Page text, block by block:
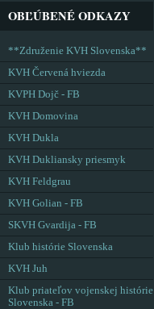
OBĽÚBENÉ ODKAZY
**Združenie KVH Slovenska**
KVH Červená hviezda
KVPH Dojč - FB
KVH Domovina
KVH Dukla
KVH Dukliansky priesmyk
KVH Feldgrau
KVH Golian - FB
SKVH Gvardija - FB
Klub histórie Slovenska
KVH Juh
Klub priateľov vojenskej histórie
Slovenska - FB